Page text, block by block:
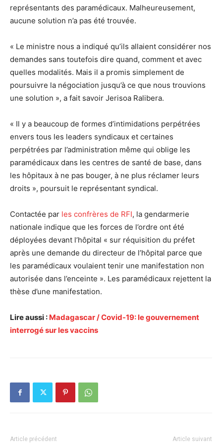
représentants des paramédicaux. Malheureusement,
aucune solution n’a pas été trouvée.
« Le ministre nous a indiqué qu’ils allaient considérer nos
demandes sans toutefois dire quand, comment et avec
quelles modalités. Mais il a promis simplement de
poursuivre la négociation jusqu’à ce que nous trouvions
une solution », a fait savoir Jerisoa Ralibera.
« Il y a beaucoup de formes d’intimidations perpétrées
envers tous les leaders syndicaux et certaines
perpétrées par l’administration même qui oblige les
paramédicaux dans les centres de santé de base, dans
les hôpitaux à ne pas bouger, à ne plus réclamer leurs
droits », poursuit le représentant syndical.
Contactée par les confrères de RFI, la gendarmerie
nationale indique que les forces de l’ordre ont été
déployées devant l’hôpital « sur réquisition du préfet
après une demande du directeur de l’hôpital parce que
les paramédicaux voulaient tenir une manifestation non
autorisée dans l’enceinte ». Les paramédicaux rejettent la
thèse d’une manifestation.
Lire aussi : Madagascar / Covid-19: le gouvernement
interrogé sur les vaccins
Article précédent Article suivant